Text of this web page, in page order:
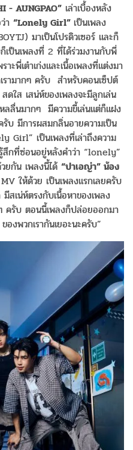
- AUNGPAO” เล่าเบื้องหลัง
า “Lonely Girl” เป็นเพลง
มาเป็นโปรดิวเซอร์ และก็
เป็นเพลงที่ 2 ที่ได้ร่วมงานกับพี่
ะพี่เต๋าเก่งและเนื้อเพลงที่แต่งมา
รามากๆ ครับ สำหรับคอนเซ็ปต์
ดใส เสน่ห์ของเพลงจะมีลูกเล่น
ลลื่นมากๆ มีความขี้เล่นแต่ก็แฝง
รับ มีการผสมกลิ่นอายความเป็น
Girl” เป็นเพลงที่เล่าถึงความ
กที่ซ่อนอยู่หลังคำว่า “lonely”
ยกัน เพลงนี้ได้ “ปาเอญ่า” น้อง
ให้ด้วย เป็นเพลงแรกเลยครับ
สเน่ห์ตรงกับเนื้อหาของเพลง
ครับ ตอนนี้เพลงก็ปล่อยออกมา
งพวกเรากันเยอะนะครับ”